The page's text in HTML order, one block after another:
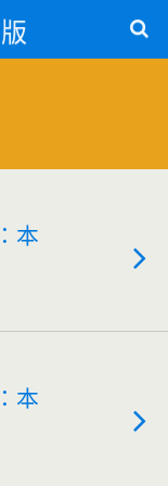
本
本